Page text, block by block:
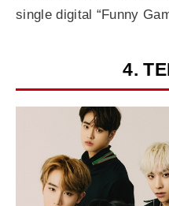
single digital “Funny
4.